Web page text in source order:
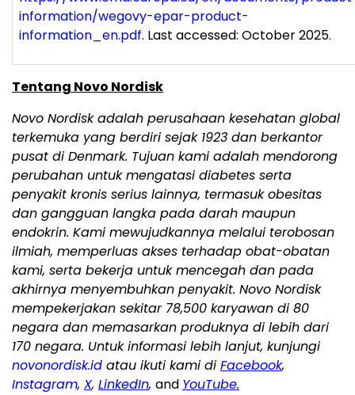
information/wegovy-epar-product-
information_en.pdf. Last accessed: October 2025.
Tentang Novo Nordisk
Novo Nordisk adalah perusahaan kesehatan global
terkemuka yang berdiri sejak 1923 dan berkantor
pusat di Denmark. Tujuan kami adalah mendorong
perubahan untuk mengatasi diabetes serta
penyakit kronis serius lainnya, termasuk obesitas
dan gangguan langka pada darah maupun
endokrin. Kami mewujudkannya melalui terobosan
ilmiah, memperluas akses terhadap obat-obatan
kami, serta bekerja untuk mencegah dan pada
akhirnya menyembuhkan penyakit. Novo Nordisk
mempekerjakan sekitar 78,500 karyawan di 80
negara dan memasarkan produknya di lebih dari
170 negara. Untuk informasi lebih lanjut, kunjungi
novonordisk.id atau ikuti kami di Facebook,
Instagram, X, LinkedIn, and YouTube.